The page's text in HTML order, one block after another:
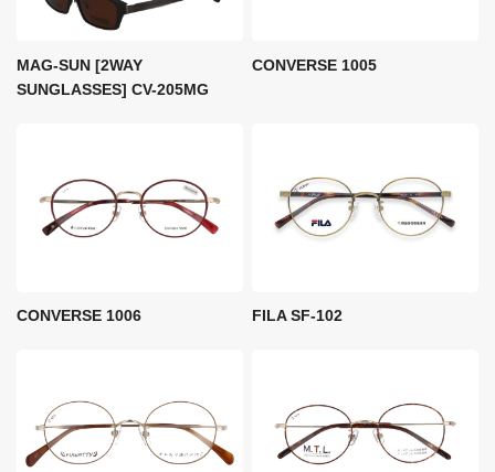
MAG-SUN [2WAY
SUNGLASSES] CV-205MG
CONVERSE 1005
CONVERSE 1006 FILA SF-102